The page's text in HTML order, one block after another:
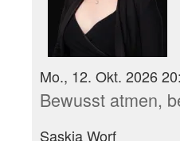
Mo., 12. Okt. 2026
Bewusst atmen,
Saskia Worf